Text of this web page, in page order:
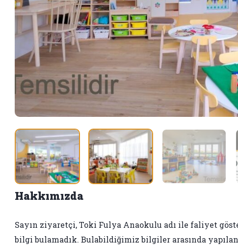
Hakkımızda
Sayın ziyaretçi, Toki Fulya Anaokulu adı ile faliyet
bilgi bulamadık. Bulabildiğimiz bilgiler arasında